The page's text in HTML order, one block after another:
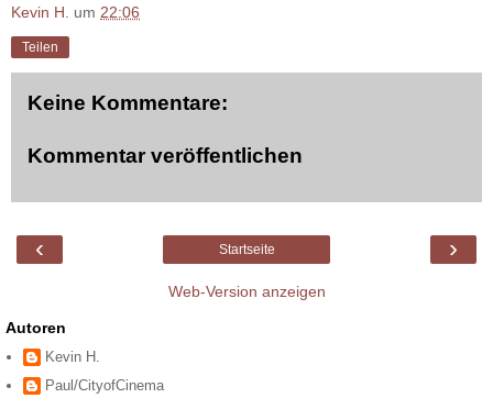
Kevin H. um 22:06
Teilen
Keine Kommentare:
Kommentar veröffentlichen
‹ ›
Startseite
Web-Version anzeigen
Autoren
Kevin H.
Paul/CityofCinema